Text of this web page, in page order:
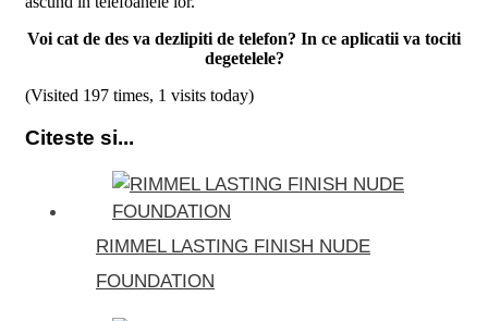
Voi cat de des va dezlipiti de telefon? In ce aplicatii va tociti
degetelele?
(Visited 197 times, 1 visits today)
Citeste si...
RIMMEL LASTING FINISH NUDE
FOUNDATION